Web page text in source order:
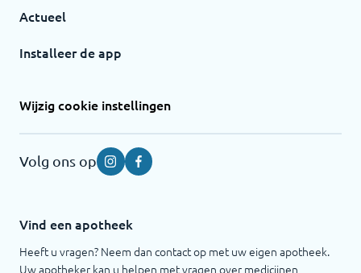
Actueel
Installeer de app
Wijzig cookie instellingen
Volg ons op InstagramFacebook
Vind een apotheek
Heeft u vragen? Neem dan contact op met uw eigen apotheek.
Uw apotheker kan u helpen met vragen over medicijnen,